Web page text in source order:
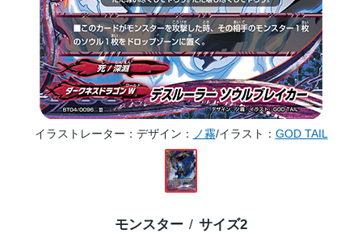
イラストレーター デザイン： ノ霧/イラスト： GOD TAIL
モンスター サイズ2